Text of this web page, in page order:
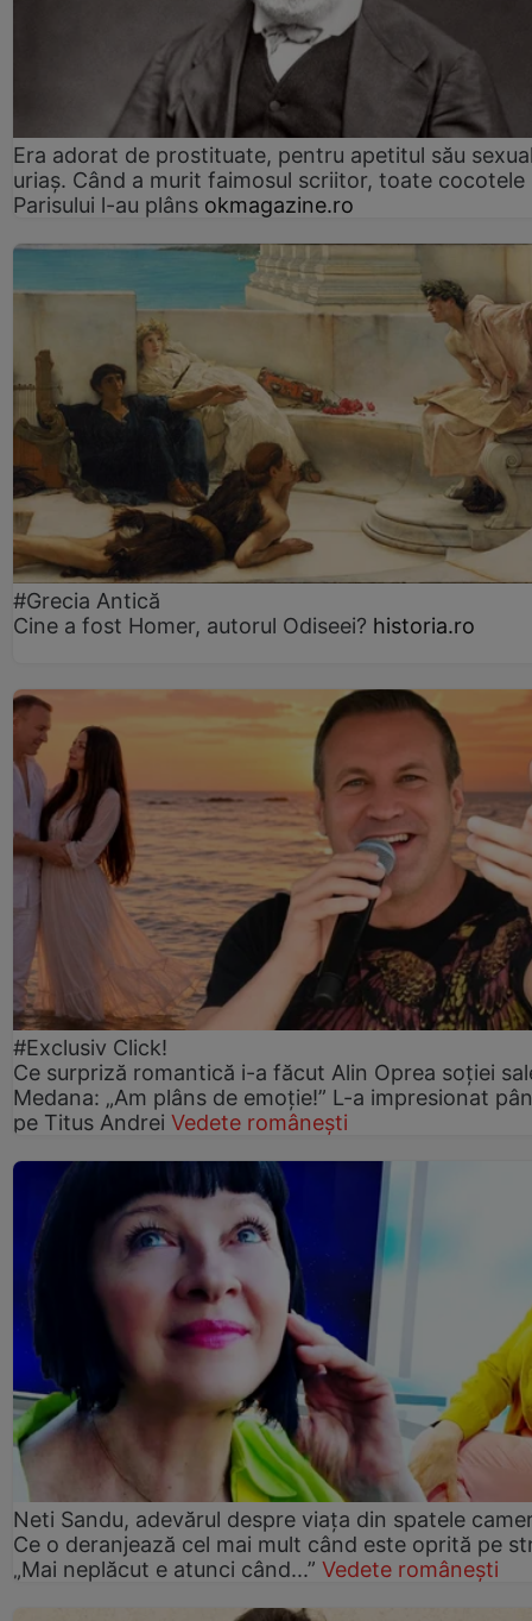
Era adorat de prostituate, pentru apetitul său
uriaș. Când a murit faimosul scriitor, toate cocotele
Parisului l-au plâns okmagazine.ro
#Grecia Antică
Cine a fost Homer, autorul Odiseei? historia.ro
#Exclusiv Click!
Ce surpriză romantică i-a făcut Alin Oprea soției
Medana: „Am plâns de emoție!” L-a impresionat
pe Titus Andrei Vedete românești
Neti Sandu, adevărul despre viața din spatele
Ce o deranjează cel mai mult când este oprită pe
„Mai neplăcut e atunci când...” Vedete românești